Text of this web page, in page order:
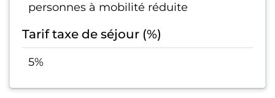
personnes à mobilité réduite
Tarif taxe de séjour (%)
5%